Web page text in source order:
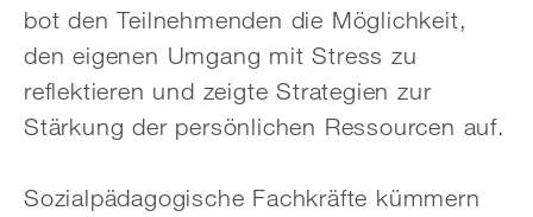
bot den Teilnehmenden die Möglichkeit,
den eigenen Umgang mit Stress zu
reflektieren und zeigte Strategien zur
Stärkung der persönlichen Ressourcen auf.
Sozialpädagogische Fachkräfte kümmern